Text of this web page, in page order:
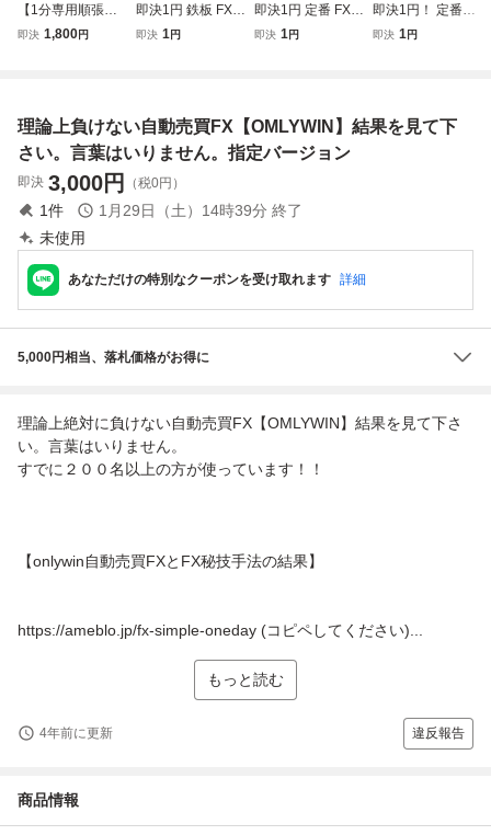
【1分専用順張
り】バイナリー マ
売買 FXスキャル
ピング
即決 1,800円
即決1円 鉄板 FX
自動売買 EA GOL
トレード 投資 不
労所得 資産運用
即決 1円
即決1円 定番 FX
自動売買 EA GOL
トレード 投資 不
労所得 MT4
即決 1円
即決1円！ 定番EA
FX 自動売買 EA G
ステムトレード 投
即決 1円
理論上負けない自動売買FX【OMLYWIN】結果を見て下
さい。言葉はいりません。指定バージョン
即決 3,000円 （税0円）
1件 1月29日（土）14時39分 終了
未使用
あなただけの特別なクーポンを受け取れます 詳細
5,000円相当、落札価格がお得に
理論上絶対に負けない自動売買FX【OMLYWIN】結果を見て下さ
い。言葉はいりません。
すでに２００名以上の方が使っています！！
【onlywin自動売買FXとFX秘技手法の結果】
https://ameblo.jp/fx-simple-oneday (コピペしてください)...
もっと読む
4年前に更新 違反報告
商品情報